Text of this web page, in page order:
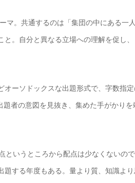
マ。共通するのは「集団の中にある一
。自分と異なる立場への理解を促し、
オーソドックスな出題形式で、字数指
者の意図を見抜き、集めた手がかりを
というところから配点は少なくないの
題する年度もある。量より質、知識より